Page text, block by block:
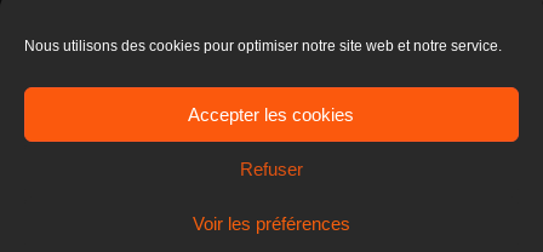
Nous utilisons des cookies pour optimiser notre site web et notre service.
Accepter les cookies
Refuser
Voir les préférences
combinaison, les produits bénéficient aujourd’hui
d’avantages majeurs, comme la durabilité des batteries,
la motorisation magnétiqueBOSCH
jusqu’à 25 cm de profondeur, lesfreins à disque double
LED haute concentration